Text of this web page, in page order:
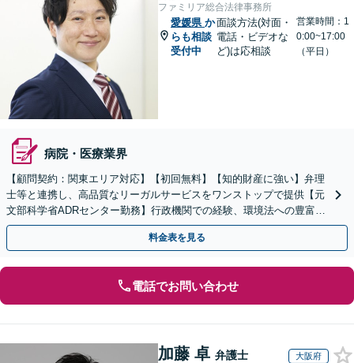
ファミリア総合法律事務所
愛媛県 か
らも相談
受付中
面談方法(対面・
電話・ビデオな
ど)は応相談
営業時間：1
0:00~17:00
（平日）
病院・医療業界
【顧問契約：関東エリア対応】【初回無料】【知的財産に強い】弁理
士等と連携し、高品質なリーガルサービスをワンストップで提供【元
文部科学省ADRセンター勤務】行政機関での経験、環境法への豊富な
知識を活かし、事業者さまの抱える問題を解決へ導きます
料金表を見る
電話でお問い合わせ
加藤 卓 弁護士 大阪府